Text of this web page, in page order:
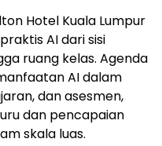
Hotel Kuala Lumpur
AI dari sisi
ruang kelas. Agenda
AI dalam
dan asesmen,
dan pencapaian
skala luas.